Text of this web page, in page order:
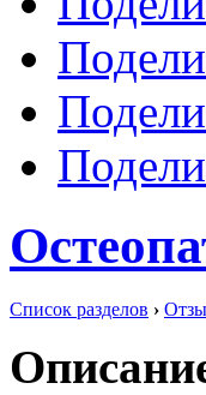
Список разделов ›